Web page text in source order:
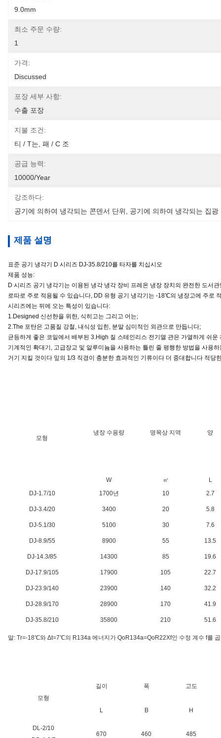
9.0mm
최소 주문 수량:
1
가격:
Discussed
포장 세부 사항:
수출 포장
지불 조건:
티 / T는, 패 / C 조
공급 능력:
10000/Year
강조하다:
공기에 의하여 냉각되는 콘덴서 단위
공기에 의하여 냉각되는 집광
제품 설명
표준 공기 냉각기 D 시리즈 DJ-35.8/210를 타자를 치십시오
제품 성능:
D 시리즈 공기 냉각기는 이용된 냉각 냉각 장비 프레온 냉장 장치의 완전한 도
로따로 주로 적용될 수 있습니다, DD 유형 공기 냉각기는 -18℃의 냉장고에 주로
시리즈에는 뒤에 오는 특성이 있습니다:
1.Designed 신선한을 위한, 식히고는 그리고 어는;
2.The 포탄은 고품질 강철, 내식성 입힌, 분말 심미적인 외관으로 만듭니다;
균등하게 좋은 코일에서 배부된 3.High 질 스테인리스 전기열 관은 가열하게 쉬
기계적인 확대기, 고급장교 및 알루미늄을 사용하는 틀린 줄 평행한 방법을 사용
거기 지킬 것이다 잎의 1/3 직경이 충분한 효과적인 기류이다 더 중대합니다 적당
모형
냉장 수용량 명목상 지역 양
W ㎡
L
DJ-1.7/10
1700년 10 2.7
DJ-3.4/20 3400 20 5.8
DJ-5.1/30 5100 30 7.6
DJ-8.9/55 8900 55 13.5
DJ-14.3/85 14300 85 19.6
DJ-17.9/105 17900 105 22.7
DJ-23.9/140 23900 140 32.2
DJ-28.9/170 28900 170 41.9
DJ-35.8/210 35800 210 51.6
말: Tr=-18℃와 Δt=7℃의 R134a 에너지가 QoR134a=QoR22Xf인 수정 계수 f를
모형
길이 폭 고도
L B H
DL-2/10
670
460
485